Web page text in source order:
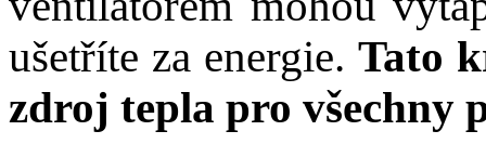
ušetříte za energie. Tato
zdroj tepla pro všechny